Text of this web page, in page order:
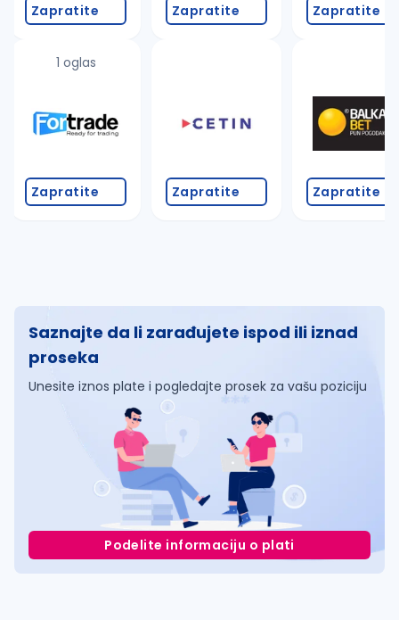
Zapratite
1 oglas
Zapratite
Zapratite
Zapratite
Zapratite
Zapratite
Saznajte da li zarađujete ispod ili iznad
proseka
Unesite iznos plate i pogledajte prosek za vašu poziciju
Podelite informaciju o plati